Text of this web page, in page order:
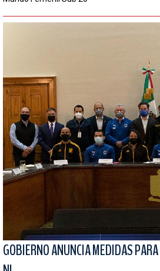
GOBIERNO ANUNCIA MEDIDAS